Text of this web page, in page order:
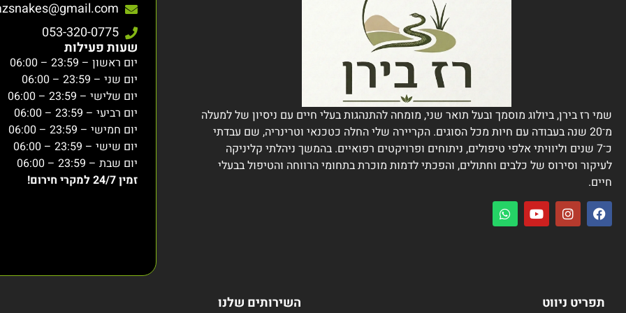
שמי רז בירן, ביולוג מוסמך ובעל תואר שני, מומחה להתנהגות בעלי חיים עם ניסיון של למעלה
מ־20 שנה בעבודה עם חיות מכל הסוגים. הקריירה שלי החלה כטכנאי וטרינריה, שם עבדתי
כ־7 שנים וליוויתי אלפי טיפולים, ניתוחים ופרויקטים רפואיים. בהמשך ניהלתי קליניקה
לעיקור וסירוס של כלבים וחתולים, והפכתי לדמות מוכרת בתחומי הרווחה והטיפול בבעלי
חיים.
053-320-0775
שעות פעילות
יום ראשון – 23:59 – 06:00
יום שני – 23:59 – 06:00
יום שלישי – 23:59 – 06:00
יום רביעי – 23:59 – 06:00
יום חמישי – 23:59 – 06:00
יום שישי – 23:59 – 06:00
יום שבת – 23:59 – 06:00
זמין 24/7 למקרי חירום!
תפריט ניווט השירותים שלנו